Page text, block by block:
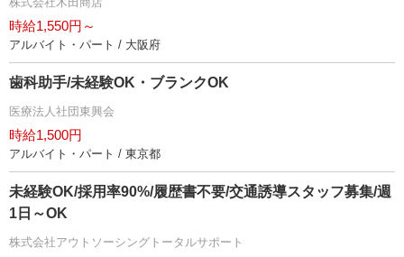
時給1,550円～
アルバイト・パート / 大阪府
歯科助手/未経験OK・ブランクOK
医療法人社団東興会
時給1,500円
アルバイト・パート / 東京都
未経験OK/採用率90%/履歴書不要/交通誘導スタッフ募集/週
1日～OK
株式会社アウトソーシングトータルサポート